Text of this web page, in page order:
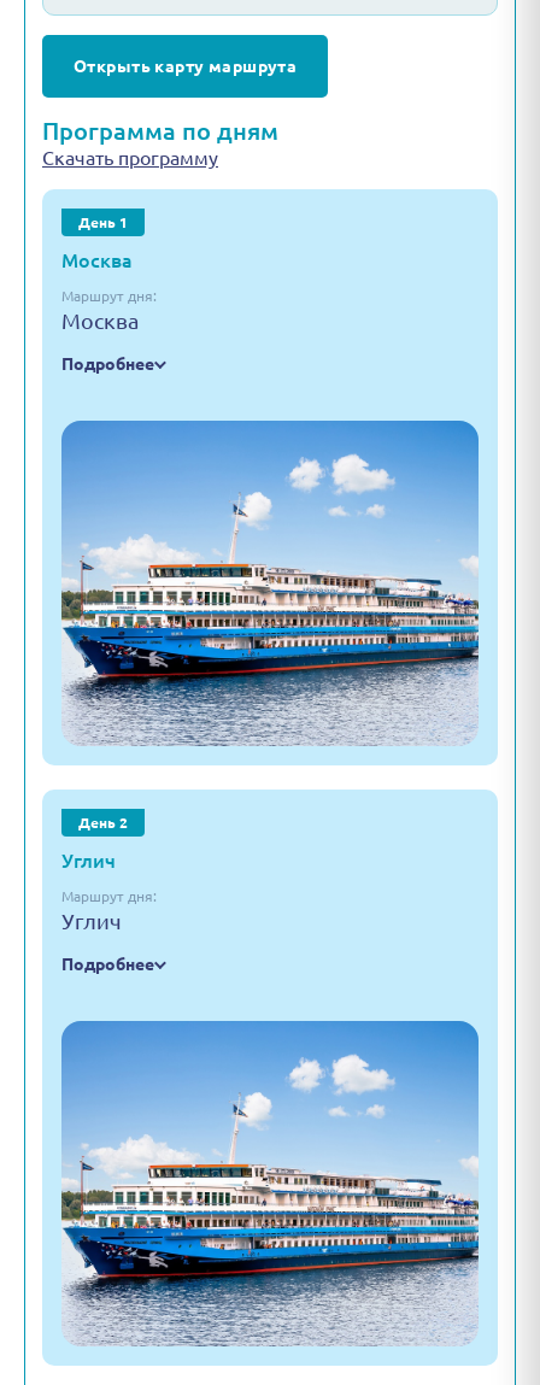
Открыть карту маршрута
Программа по дням
Скачать программу
День 1
Москва
Маршрут дня:
Москва
Подробнее
День 2
Углич
Маршрут дня:
Углич
Подробнее